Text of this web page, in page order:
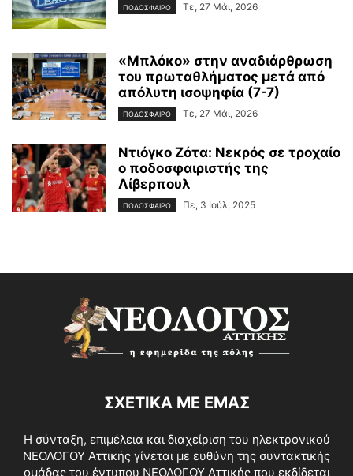
ΠΟΔΟΣΦΑΙΡΟ Τε, 27 Μάι, 2026
«Μπλόκο» στην αναδιάρθρωση
του πρωταθλήματος μετά από
απόλυτη ισοψηφία (7-7)
ΠΟΔΟΣΦΑΙΡΟ Τε, 27 Μάι, 2026
Ντιόγκο Ζότα: Νεκρός σε τροχαίο
ο ποδοσφαιριστής της
Λίβερπουλ
ΠΟΔΟΣΦΑΙΡΟ Πε, 3 Ιούλ, 2025
ΣΧΕΤΙΚΑ ΜΕ ΕΜΑΣ
Η σύνταξη, επιμέλεια και διαχείριση του ηλεκτρονικού
ΝΕΟΛΟΓΟΥ Αττικής γίνεται με ευθύνη της συντακτικής
ομάδας του έντυπου ΝΕΟΛΟΓΟΥ Αττικής που εκδίδεται